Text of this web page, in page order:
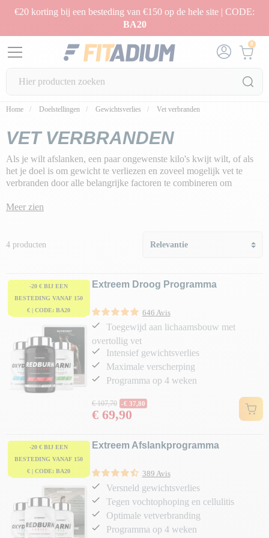
€20 korting bij een besteding van €150 op de hele site | CODE:
BA20
0
Home Doelstellingen Gewichtsverlies Vet verbranden
VET VERBRANDEN
Als je wilt afslanken, een paar ongewenste kilo's kwijt wilt, of als
het je doel is om gewicht te verliezen en zoveel mogelijk vet te
verbranden door alle belangrijke factoren te combineren om
de lange termijn radicaal te elimineren.
profiteren van de effecten van de
afslank- en droogprogramma's
om direct zichtbare resultaten te behalen voor gewichtsverlies tot 10
Meer zien
4 producten
-20 € BIJ EEN
BESTEDING VANAF 150
€ | CODE: BA20
Extreem Droog Programma
646 Avis
Toegewijd aan lichaamsbouw met
overtollig vet
Intensief gewichtsverlies
Maximale verscherping
Programma op 4 weken
Normale prijs
€ 107,70 -€ 37,80
Prijs
€ 69,90
-20 € BIJ EEN
BESTEDING VANAF 150
€ | CODE: BA20
Extreem Afslankprogramma
389 Avis
Versneld gewichtsverlies
Tegen vochtophoping en cellulitis
Optimale vetverbranding
Programma op 4 weken